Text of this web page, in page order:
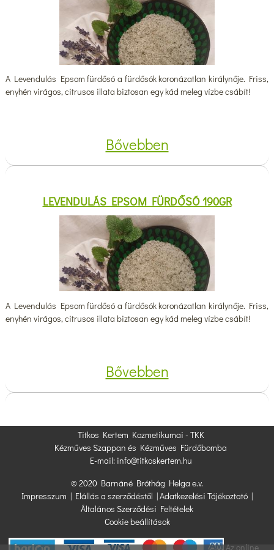
A Levendulás Epsom fürdősó a fürdősók koronázatlan királynője. Friss,
enyhén virágos, citrusos illata biztosan egy kád meleg vízbe csábít!
Bővebben
LEVENDULÁS EPSOM FÜRDŐSÓ 190GR
A Levendulás Epsom fürdősó a fürdősók koronázatlan királynője. Friss,
enyhén virágos, citrusos illata biztosan egy kád meleg vízbe csábít!
Bővebben
Titkos Kertem Kozmetikumai - TKK
Kézműves Szappan és Kézműves Fürdőbomba
E-mail: info@titkoskertem.hu
© 2020 Barnáné Bróthág Helga e.v.
Impresszum | Elállás a szerződéstől |Adatkezelési Tájékoztató |
Általános Szerződési Feltételek
Cookie beállítások
Az online